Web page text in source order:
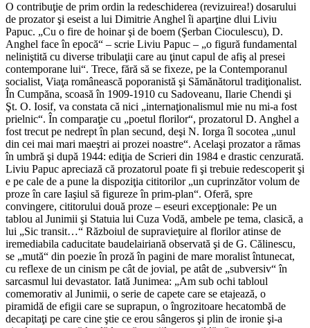
O contribuţie de prim ordin la redeschiderea (revizuirea!) dosarului
de prozator şi eseist a lui Dimitrie Anghel îi aparţine dlui Liviu
Papuc. „Cu o fire de hoinar şi de boem (Şerban Cioculescu), D.
Anghel face în epocă“ – scrie Liviu Papuc – „o figură fundamental
neliniştită cu diverse tribulaţii care au ţinut capul de afiş al presei
contemporane lui“. Trece, fără să se fixeze, pe la Contemporanul
socialist, Viaţa românească poporanistă şi Sămănătorul tradiţionalist.
În Cumpăna, scoasă în 1909-1910 cu Sadoveanu, Ilarie Chendi şi
Şt. O. Iosif, va constata că nici „internaţionalismul mie nu mi-a fost
prielnic“. În comparaţie cu „poetul florilor“, prozatorul D. Anghel a
fost trecut pe nedrept în plan secund, deşi N. Iorga îl socotea „unul
din cei mai mari maeştri ai prozei noastre“. Acelaşi prozator a rămas
în umbră şi după 1944: ediţia de Scrieri din 1984 e drastic cenzurată.
Liviu Papuc apreciază că prozatorul poate fi şi trebuie redescoperit şi
e pe cale de a pune la dispoziţia cititorilor „un cuprinzător volum de
proze în care Iaşiul să figureze în prim-plan“. Oferă, spre
convingere, cititorului două proze – eseuri excepţionale: Pe un
tablou al Junimii şi Statuia lui Cuza Vodă, ambele pe tema, clasică, a
lui „Sic transit…“ Războiul de supravieţuire al florilor atinse de
iremediabila caducitate baudelairiană observată şi de G. Călinescu,
se „mută“ din poezie în proză în pagini de mare moralist întunecat,
cu reflexe de un cinism pe cât de jovial, pe atât de „subversiv“ în
sarcasmul lui devastator. Iată Junimea: „Am sub ochi tabloul
comemorativ al Junimii, o serie de capete care se etajează, o
piramidă de efigii care se suprapun, o îngrozitoare hecatombă de
decapitaţi pe care cine ştie ce erou sângeros şi plin de ironie şi-a